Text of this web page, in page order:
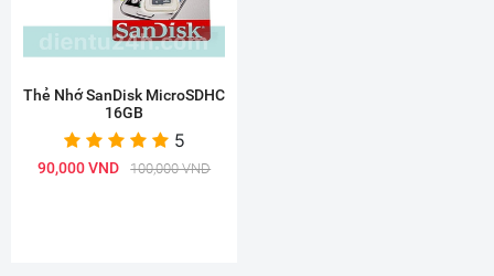
Thẻ Nhớ SanDisk MicroSDHC
16GB
5
90,000 VND 100,000 VND